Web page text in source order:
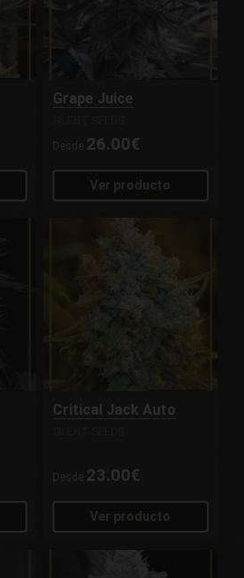
Grape Juice
Desde 26.00€
Ver producto
Critical Jack Auto
Desde 23.00€
Ver producto